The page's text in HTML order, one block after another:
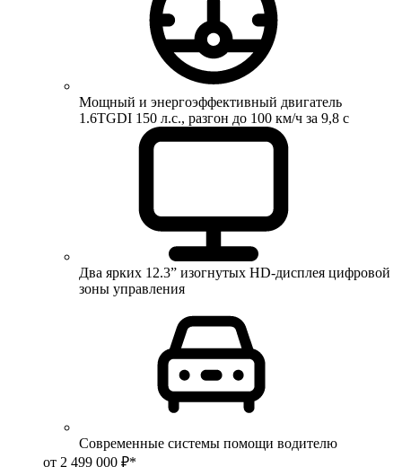
Мощный и энергоэффективный двигатель
1.6TGDI 150 л.с., разгон до 100 км/ч за 9,8 с
Два ярких 12.3” изогнутых HD-дисплея цифровой
зоны управления
Современные системы помощи водителю
от 2 499 000 ₽*